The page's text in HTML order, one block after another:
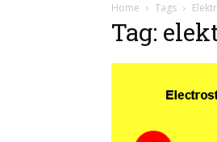
Home Tags
Tag: